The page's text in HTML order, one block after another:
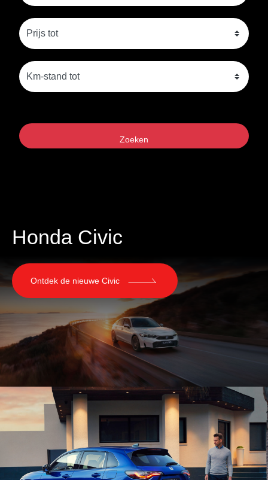
Honda Civic
Ontdek de nieuwe Civic